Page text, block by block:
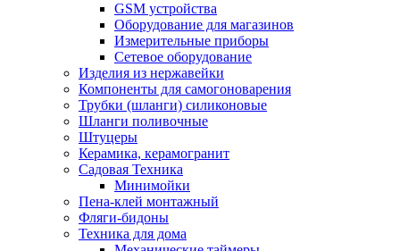
GSM устройства
Оборудование для магазинов
Измерительные приборы
Сетевое оборудование
Изделия из нержавейки
Компоненты для самогоноварения
Трубки (шланги) силиконовые
Шланги поливочные
Штуцеры
Керамика, керамогранит
Садовая Техника
Минимойки
Пена-клей монтажный
Фляги-бидоны
Техника для дома